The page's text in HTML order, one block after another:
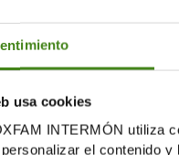
usa cookies
INTERMÓN utiliza
el contenido